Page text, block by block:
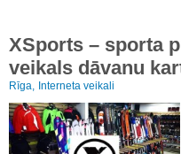
XSports – sporta
veikals dāvanu
Rīga, Interneta veikali